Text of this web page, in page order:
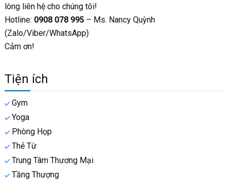
lòng liên hệ cho chúng tôi!
Hotline: 0908 078 995– Ms. Nancy Quỳnh
(Zalo/Viber/WhatsApp)
Cảm ơn!
Tiện ích
Gym
Yoga
Phòng Họp
Thẻ Từ
Trung Tâm Thương Mại
Tầng Thượng